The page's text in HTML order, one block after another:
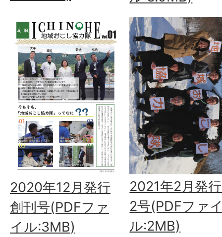
2020年12月発行
創刊号(PDFファ
イル:3MB)
2021年2月発
2号(PDFファ
ル:2MB)